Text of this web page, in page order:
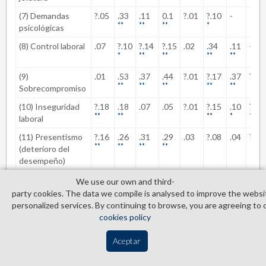
(7) Demandas
psicológicas
?.05 .33
**
.11
**
0.1
**
?.01 ?.10
*
-
(8) Control laboral .07 ?.10
*
?.14
**
?.15
**
.02 .34
**
.11
**
-
(9)
Sobrecompromiso
.01 .53
**
.37
**
.44
**
?.01 ?.17
**
.37
**
?.05
(10) Inseguridad
laboral
?.18
**
.18
**
.07 .05 ?.01 ?.15
**
.10
*
?.17
**
(11) Presentismo
(deterioro del
desempeño)
?.16
**
.26
**
.31
**
.29
**
.03 ?.08 .04 ?.02
** p < .01.
se presentan los resultados de los análisis de regresión
lineal simple. Para cada una de las variables explicativas del
We use our own and third­
party cookies. The data we compile is analysed to improve the
personalized services. By continuing to browse, you are agreeing to
cookies policy
Aceptar